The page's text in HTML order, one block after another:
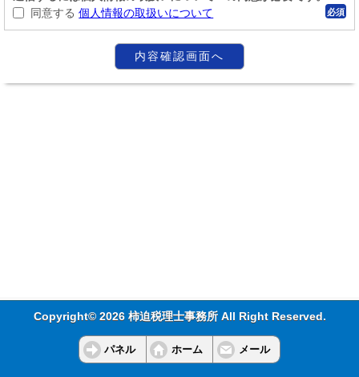
Copyright© 2026 柿迫税理士事務所 All Right Reserved.
パネル ホーム メール